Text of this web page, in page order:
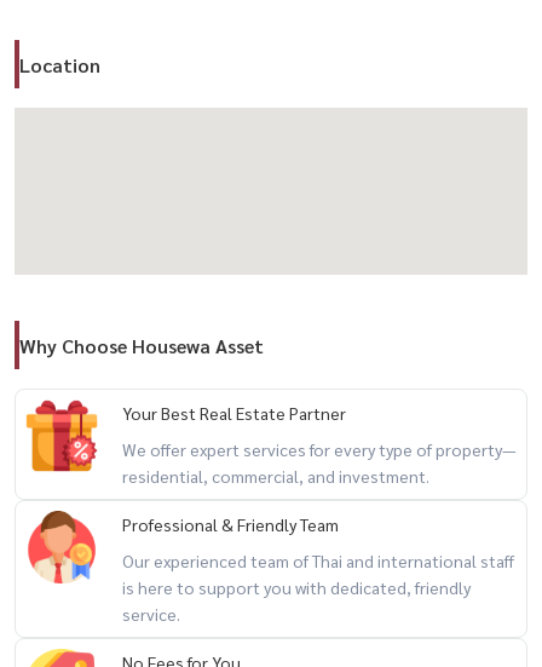
ราคา:
LINE: @housewa
เว็บไซต์: www.housewathailand.com
หมายเหตุ: ไม่อนุญาตให้นำสัตว์เลี้ยงเข้าพัก
#ทาวน์โฮมพระราม3 #บ้านพร้อมอยู่ #บ้านหรูให้เช่า #ขายบ้านพระราม3
#เช่าทาวน์เฮาส์ #เอสต้าโฮม #บ้านใกล้อโศก #บ้านใกล้เซ็นทรัลพระราม3
#บ้านแต่งครบ #housewathailand
For Sale/Rent (No Cracks After Earthquake)
Esta Home Private Park (Townhouse) – Rama 3
Location
Why Choose Housewa Asset
Your Best Real Estate Partner
We offer expert services for every type of property—
residential, commercial, and investment.
Professional & Friendly Team
Our experienced team of Thai and international staff
is here to support you with dedicated, friendly
service.
No Fees for You